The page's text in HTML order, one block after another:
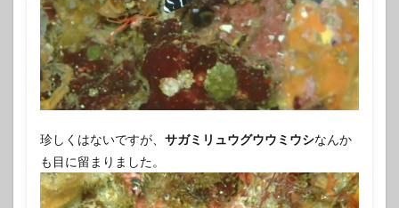
珍しくはないですが、 サガミリュウグウウミウシなんか
も目に留まりました。